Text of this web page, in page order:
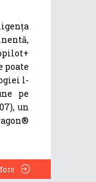
poate
l-
pe
un